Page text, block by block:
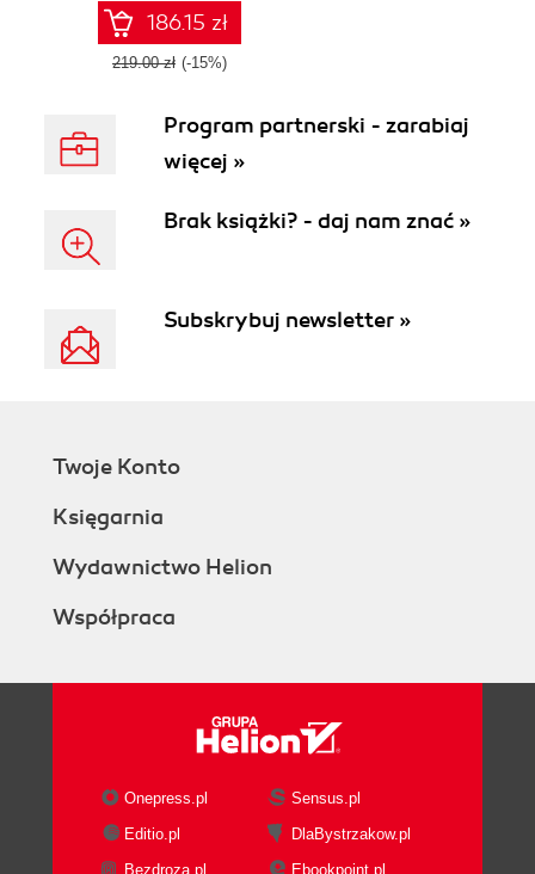
186.15 zł
219.00 zł (-15%)
Program partnerski - zarabiaj
więcej »
Brak książki? - daj nam znać »
Subskrybuj newsletter »
Twoje Konto
Księgarnia
Wydawnictwo Helion
Współpraca
Onepress.pl
Sensus.pl
Editio.pl
DlaBystrzakow.pl
Bezdroza.pl
Ebookpoint.pl